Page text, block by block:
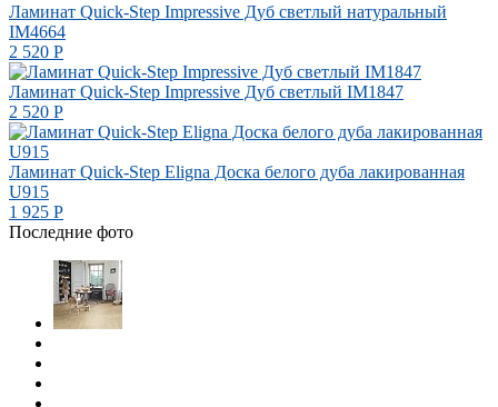
Ламинат Quick-Step Impressive Дуб светлый натуральный
IM4664
2 520 Р
Ламинат Quick-Step Impressive Дуб светлый IM1847
2 520 Р
Ламинат Quick-Step Eligna Доска белого дуба лакированная
U915
1 925 Р
Последние фото